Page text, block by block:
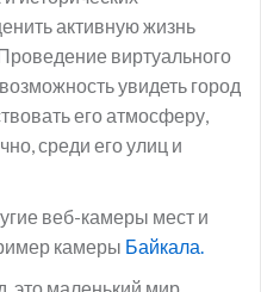
активную жизнь
виртуального
увидеть город
его атмосферу,
среди его улиц и
веб-камеры мест и
камеры Байкала.